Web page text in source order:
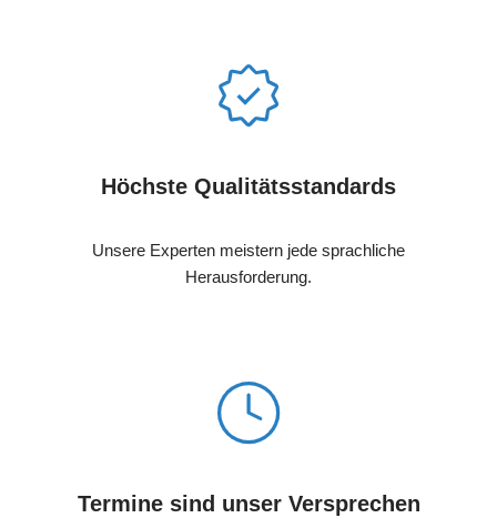
Höchste Qualitätsstandards
Unsere Experten meistern jede sprachliche
Herausforderung.
Termine sind unser Versprechen